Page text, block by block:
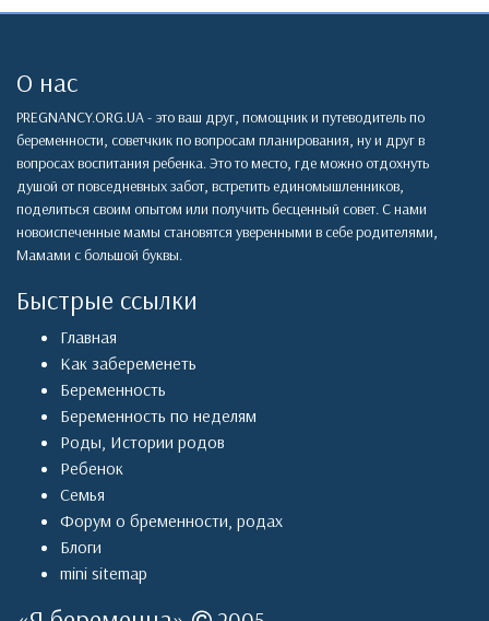
О нас
PREGNANCY.ORG.UA - это ваш друг, помощник и путеводитель по
беременности, советчкик по вопросам планирования, ну и друг в
вопросах воспитания ребенка. Это то место, где можно отдохнуть
душой от повседневных забот, встретить единомышленников,
поделиться своим опытом или получить бесценный совет. С нами
новоиспеченные мамы становятся уверенными в себе родителями,
Мамами с большой буквы.
Быстрые ссылки
Главная
Как забеременеть
Беременность
Беременность по неделям
Роды, Истории родов
Ребенок
Семья
Форум о бременности, родах
Блоги
mini sitemap